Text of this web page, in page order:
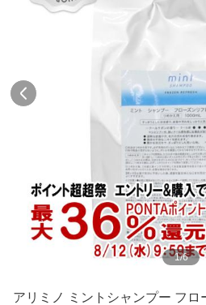
1/6
アリミノ ミントシャンプー フ